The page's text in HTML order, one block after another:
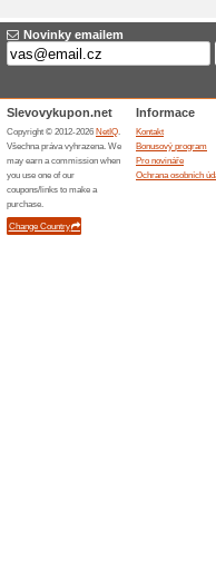
nákupního
tak
Sleva